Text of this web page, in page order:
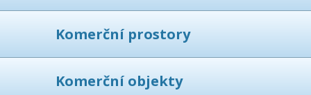
Komerční prostory
Komerční objekty